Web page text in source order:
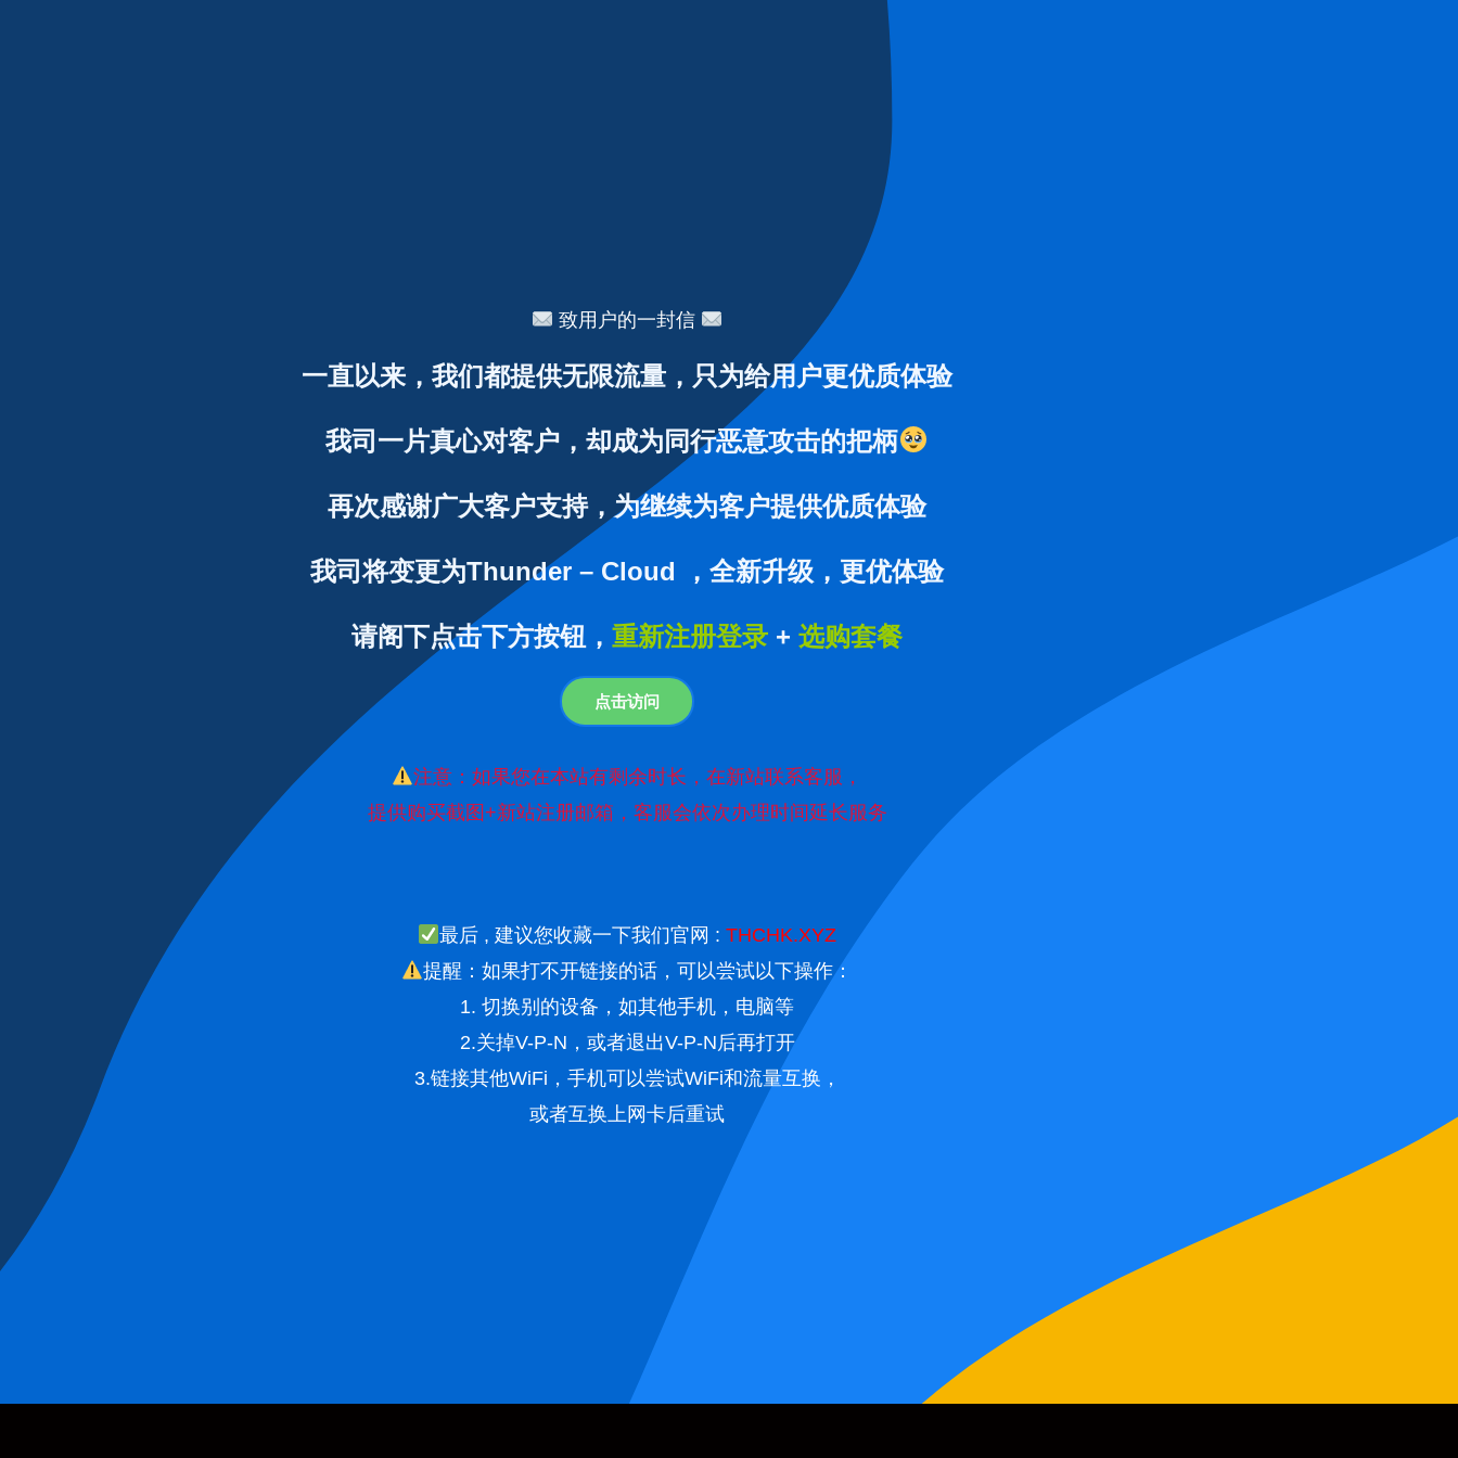
致用户的一封信
一直以来，我们都提供无限流量，只为给用户更优质体验
我司一片真心对客户，却成为同行恶意攻击的把柄
再次感谢广大客户支持，为继续为客户提供优质体验
我司将变更为Thunder – Cloud ，全新升级，更优体验
请阁下点击下方按钮， 重新注册登录 + 选购套餐
点击访问
注意：如果您在本站有剩余时长，在新站联系客服，
提供购买截图+新站注册邮箱，客服会依次办理时间延长服务
最后 , 建议您收藏一下我们官网 : THCHK.XYZ
提醒：如果打不开链接的话，可以尝试以下操作：
1. 切换别的设备，如其他手机，电脑等
2.关掉V-P-N，或者退出V-P-N后再打开
3.链接其他WiFi，手机可以尝试WiFi和流量互换，
或者互换上网卡后重试